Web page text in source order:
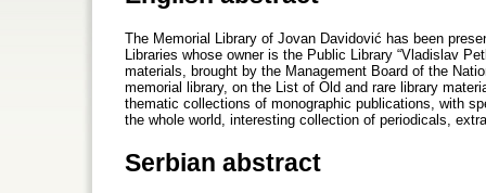
The Memorial Library of Jovan Davidović has been
Libraries whose owner is the Public Library “Vladislav
materials, brought by the Management Board of the
memorial library, on the List of Old and rare library
thematic collections of monographic publications, with
the whole world, interesting collection of periodicals,
Serbian abstract